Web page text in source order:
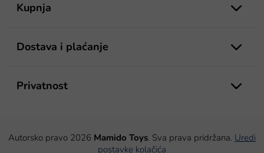
Kupnja
Dostava i plaćanje
Privatnost
Autorsko pravo 2026 Mamido Toys. Sva prava pridržana. Uredi
postavke kolačića